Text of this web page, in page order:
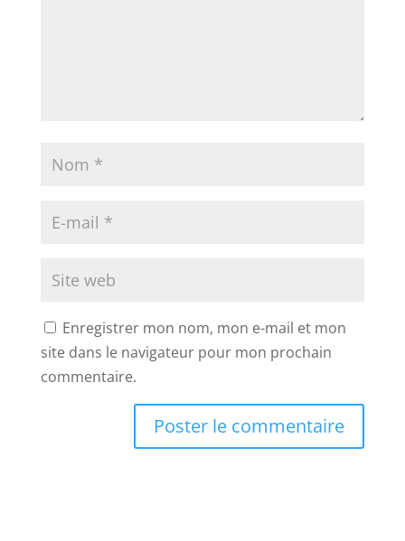
Enregistrer mon nom, mon e-mail et mon
site dans le navigateur pour mon prochain
commentaire.